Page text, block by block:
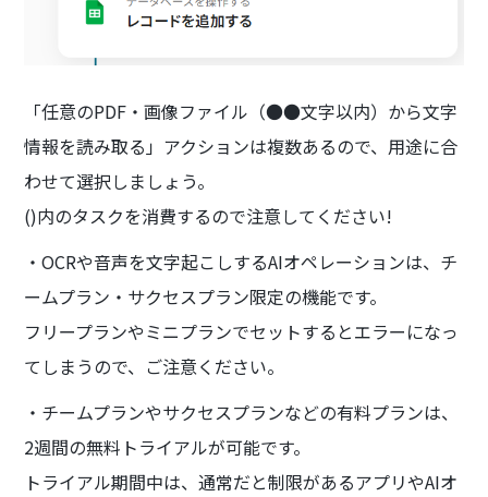
「任意のPDF・画像ファイル（●●文字以内）から文字
情報を読み取る」アクションは複数あるので、用途に合
わせて選択しましょう。
()内のタスクを消費するので注意してください!
・OCRや音声を文字起こしするAIオペレーションは、チ
ームプラン・サクセスプラン限定の機能です。
フリープランやミニプランでセットするとエラーになっ
てしまうので、ご注意ください。
・チームプランやサクセスプランなどの有料プランは、
2週間の無料トライアルが可能です。
トライアル期間中は、通常だと制限があるアプリやAIオ